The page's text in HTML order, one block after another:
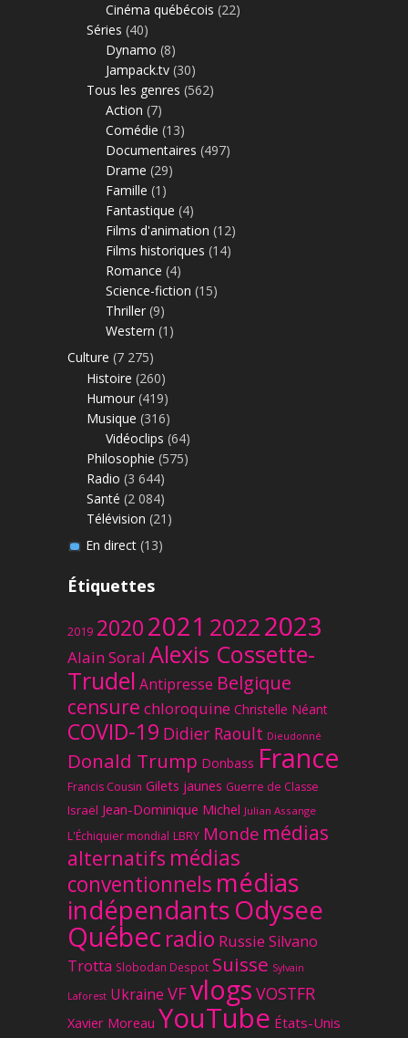
Cinéma québécois (22)
Séries (40)
Dynamo (8)
Jampack.tv (30)
Tous les genres (562)
Action (7)
Comédie (13)
Documentaires (497)
Drame (29)
Famille (1)
Fantastique (4)
Films d'animation (12)
Films historiques (14)
Romance (4)
Science-fiction (15)
Thriller (9)
Western (1)
Culture (7 275)
Histoire (260)
Humour (419)
Musique (316)
Vidéoclips (64)
Philosophie (575)
Radio (3 644)
Santé (2 084)
Télévision (21)
En direct(13)
Étiquettes
2019 20202021 20222023
Alain Soral Alexis Cossette-
Trudel Antipresse Belgique
censure chloroquine Christelle Néant
COVID-19 Didier Raoult Dieudonné
Donald Trump Donbass France
Francis Cousin Gilets jaunes Guerre de Classe
Israël Jean-Dominique Michel Julian Assange
L'Échiquier mondial LBRY Monde médias
alternatifs médias
conventionnels médias
indépendantsOdysee
Québec radio Russie Silvano
Trotta Slobodan Despot Suisse Sylvain
Laforest Ukraine VFvlogs VOSTFR
Xavier Moreau YouTube États-Unis